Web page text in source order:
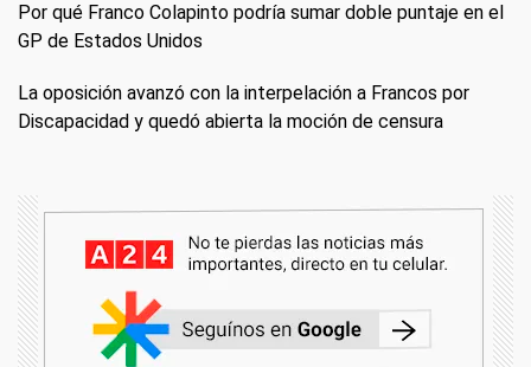
Por qué Franco Colapinto podría sumar doble puntaje en el
GP de Estados Unidos
La oposición avanzó con la interpelación a Francos por
Discapacidad y quedó abierta la moción de censura